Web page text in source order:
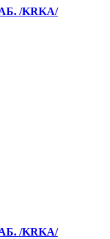
/KRKA/
/KRKA/